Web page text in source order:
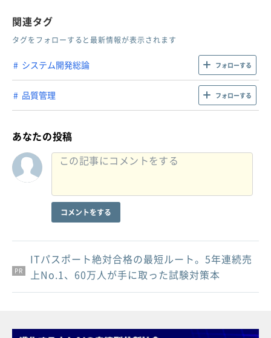
関連タグ
タグをフォローすると最新情報が表示されます
システム開発総論 フォローする
品質管理 フォローする
あなたの投稿
コメントをする
PR
PR
PR
ITパスポート絶対合格の最短ルート。5年連続売
上No.1、60万人が手に取った試験対策本